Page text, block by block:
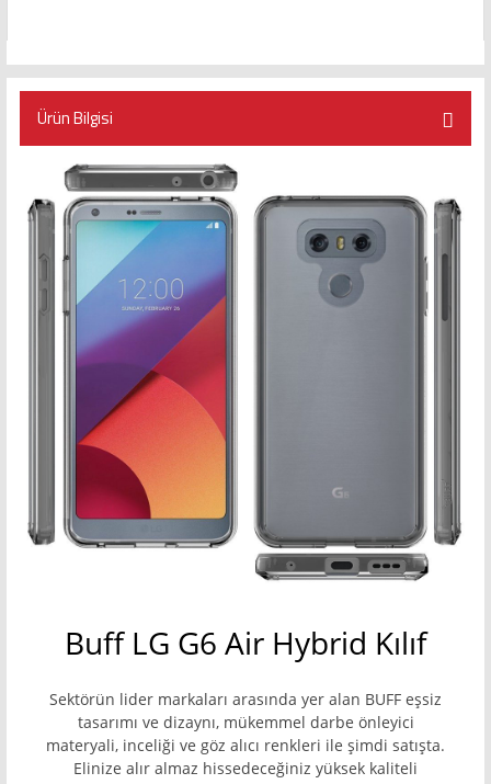
Ürün Bilgisi
Buff LG G6 Air Hybrid Kılıf
Sektörün lider markaları arasında yer alan BUFF eşsiz
tasarımı ve dizaynı, mükemmel darbe önleyici
materyali, inceliği ve göz alıcı renkleri ile şimdi satışta.
Elinize alır almaz hissedeceğiniz yüksek kaliteli